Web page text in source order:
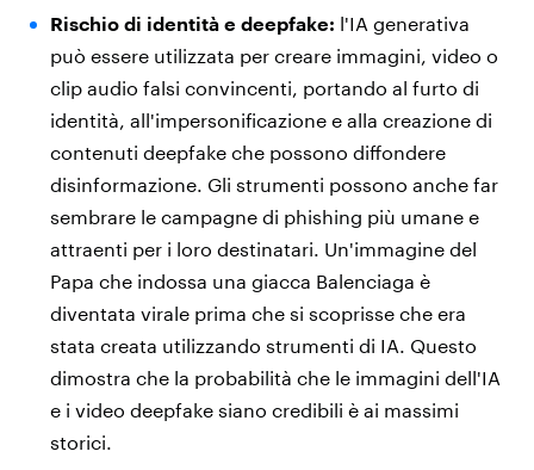
Rischio di identità e deepfake: l'IA generativa
può essere utilizzata per creare immagini, video o
clip audio falsi convincenti, portando al furto di
identità, all'impersonificazione e alla creazione di
contenuti deepfake che possono diffondere
disinformazione. Gli strumenti possono anche far
sembrare le campagne di phishing più umane e
attraenti per i loro destinatari. Un'immagine del
Papa che indossa una giacca Balenciaga è
diventata virale prima che si scoprisse che era
stata creata utilizzando strumenti di IA. Questo
dimostra che la probabilità che le immagini dell'IA
e i video deepfake siano credibili è ai massimi
storici.